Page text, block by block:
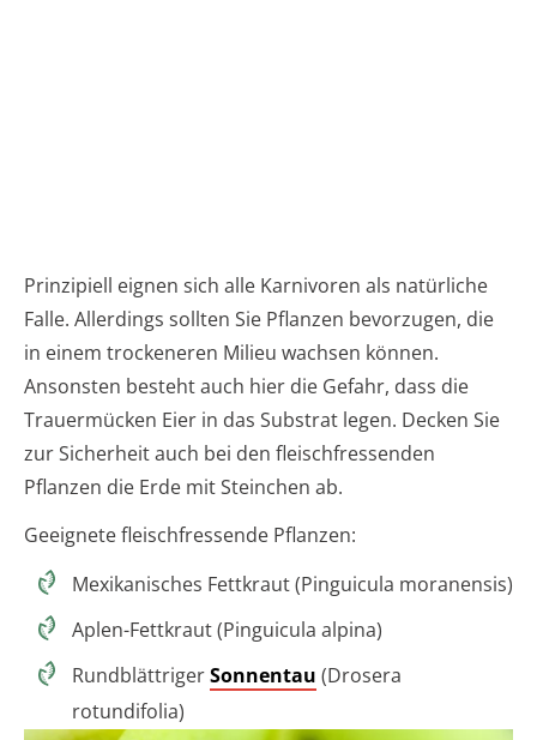
Prinzipiell eignen sich alle Karnivoren als natürliche
Falle. Allerdings sollten Sie Pflanzen bevorzugen, die
in einem trockeneren Milieu wachsen können.
Ansonsten besteht auch hier die Gefahr, dass die
Trauermücken Eier in das Substrat legen. Decken Sie
zur Sicherheit auch bei den fleischfressenden
Pflanzen die Erde mit Steinchen ab.
Geeignete fleischfressende Pflanzen:
Mexikanisches Fettkraut (Pinguicula moranensis)
Aplen-Fettkraut (Pinguicula alpina)
RundblättrigerSonnentau (Drosera
rotundifolia)